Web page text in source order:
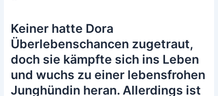
Keiner hatte Dora
Überlebenschancen zugetraut,
doch sie kämpfte sich ins Leben
und wuchs zu einer lebensfrohen
Junghündin heran. Allerdings ist